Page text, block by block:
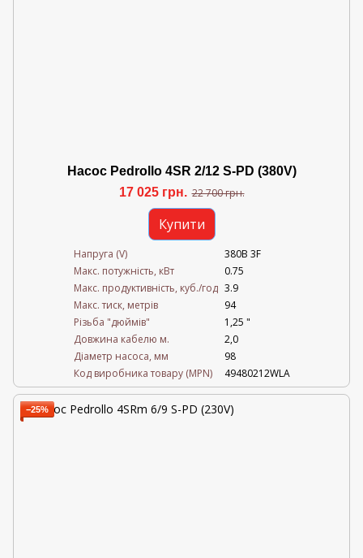
Насос Pedrollo 4SR 2/12 S-PD (380V)
17 025 грн. 22 700 грн.
Купити
Напруга (V)
380В 3F
Mакс. потужність, кВт
0.75
Mакс. продуктивність, куб./год 3.9
Maкс. тиск, метрів
94
Різьба "дюймів"
1,25 "
Довжина кабелю м.
2,0
Діаметр насоса, мм
98
Код виробника товару (MPN)
49480212WLA
−25%